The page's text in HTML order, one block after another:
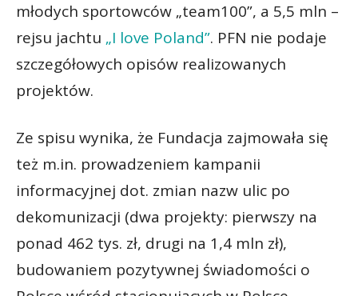
młodych sportowców „team100”, a 5,5 mln –
rejsu jachtu „I love Poland”. PFN nie podaje
szczegółowych opisów realizowanych
projektów.
Ze spisu wynika, że Fundacja zajmowała się
też m.in. prowadzeniem kampanii
informacyjnej dot. zmian nazw ulic po
dekomunizacji (dwa projekty: pierwszy na
ponad 462 tys. zł, drugi na 1,4 mln zł),
budowaniem pozytywnej świadomości o